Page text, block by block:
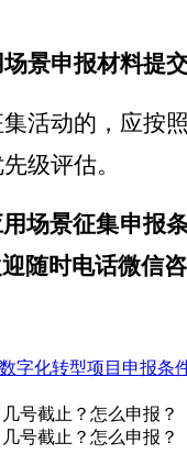
景申报材料提
动的，应按照
级评估。
场景征集申报
随时电话微信
字化转型项目申报条
号截止？怎么申报？
号截止？怎么申报？